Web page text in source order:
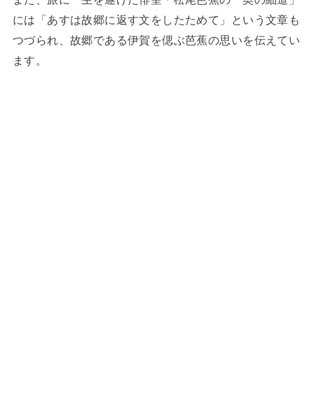
には「あすは故郷に返す文をしたためて」という文章も
つづられ、故郷である伊賀を偲ぶ芭蕉の思いを伝えてい
ます。